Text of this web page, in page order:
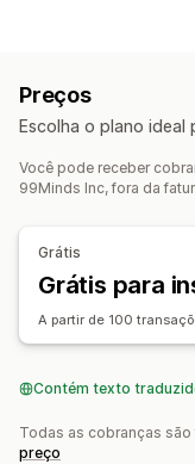
Personalização
Valores
Mensagens de
Opções de entrega
Envio em lote Data
Entrega agendada
Indicações
Programas de
Programas de jogos
Recompensas
Preços
Escolha o plano ideal
Você pode receber
99Minds Inc, fora da
Grátis
Grátis para
A partir de 100
Contém texto
Todas as cobranças são
preço